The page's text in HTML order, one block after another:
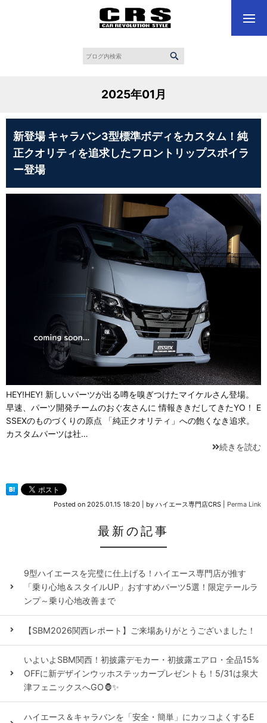
2025年01月
新登場 キャラバン3型標準ボディをカスタム！純
正クオリティを追求したフロントリップスポイラ
ー登場
HEY!HEY! 新しいパーツが出る噂を嗅ぎつけたマイケルさん登場。
早速、パーツ開発チームのおぐ友さんに 情報ききだしてきたYO！ E
SSEXのものづくりの原点 「純正クオリティ」への飽くなき追求。
カスタムパーツは社…
続きを読む
Posted on 2025.01.15 18:20 by ハイエース専門店CRS Perma Link
最新の記事
9型ハイエースを完璧に仕上げる！ハイエース専門店が推す
「乗り心地＆スタイルUP」おすすめパーツ5選！限定テールラ
ンプ～乗り心地改善まで
【SBM2026関西レポート】ご来場ありがとうございました！
いよいよSBM関西！初披露デモカー・初披露エアロ・全品15%
OFFに新デザインウッホステッカープレゼントも！5/31は泉大
津フェニックスへGO🦍✨
ハイエース＆キャラバンを「安全・簡単」にカッコよくするE